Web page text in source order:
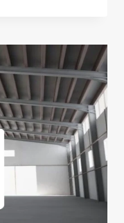
ت:
0535879621
تفصيل
هناجر
حديد
الدمام
–
مقاول
هناجر